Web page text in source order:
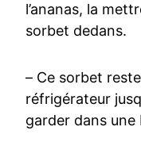
l’ananas, la
sorbet dedans.
– Ce sorbet
réfrigérateur
garder dans